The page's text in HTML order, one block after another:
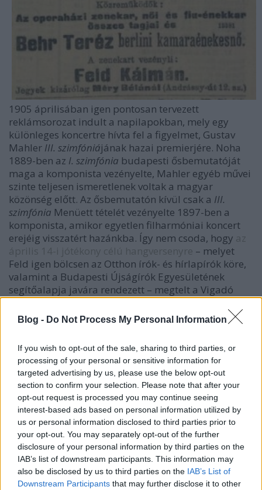
Blog - Do Not Process My Personal Information
If you wish to opt-out of the sale, sharing to third parties, or
processing of your personal or sensitive information for
targeted advertising by us, please use the below opt-out
section to confirm your selection. Please note that after your
opt-out request is processed you may continue seeing
interest-based ads based on personal information utilized by
us or personal information disclosed to third parties prior to
your opt-out. You may separately opt-out of the further
disclosure of your personal information by third parties on the
IAB’s list of downstream participants. This information may
also be disclosed by us to third parties on the IAB’s List of
Downstream Participants that may further disclose it to other
1905 áprilisában igen pontosan tervezett
reklámsorozat indult a napilapokban, mely egy
különleges koncertre hívta fel a figyelmet, Gustav
Mahler III. szimfóniájának hazai premierjére. Noha
1889-ben az I. szimfónia budapesti ősbemutatóját
maga a komponista vezényelte, Mahler egyéb művei
szinte teljesen ismeretlenek voltak a magyar
közönség előtt. Az ősbemutatón kívül csak a III.
szimfónia Menüett tételét vezényelte 1897-ben a
komponista, amikor egyetlen filharmóniai koncert
erejéig visszatért hazánkba. Így nem csoda, hogy az
április 14-i jótékony célú hangversenyre – melyet
Feld igen bölcsen az Otthon írók- és hírlapírók köre,
valamint a Budapesti Újságírók Egyesületének
segítőalapja javára rendezett – megtelt a Vigadó
nagyterme.
A délelőtti főpróbán részt vett többek között Mahler
és Mihalovich Ödön zeneakadémiai igazgató. Noha
maga nem utazott Budapestre, a komponista
elküldte Bécsből a karmester számára piros
ceruzával kijelölt partitúrát, sőt műben oly fontos
harangokról és az osztrák szárnykürtművész
utazásáról is Mahler gondoskodott. A szöveget
Várady Sándor fordította, bár az alt-szólótTherese
Behr, Arthur Schnabel zongoraművész leendő
felesége németül énekelte. Feld nemcsak a Vigadót
bérelte ki, hanem az Operaház teljes zenekarát, női-
és gyermekkarát is ő maga fizette.